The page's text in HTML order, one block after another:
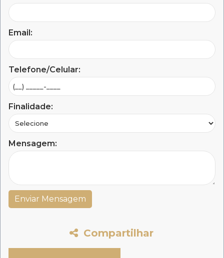
Email:
Telefone/Celular:
Finalidade:
Mensagem:
Compartilhar